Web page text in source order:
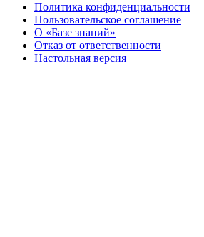
Политика конфиденциальности
Пользовательское соглашение
О «Базе знаний»
Отказ от ответственности
Настольная версия